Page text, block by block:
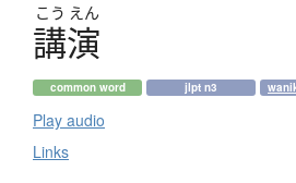
こう えん
講演
common word jlpt n3
Play audio
Links